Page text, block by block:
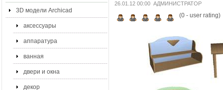
3D модели Archicad
аксессуары
аппаратура
ванная
двери и окна
декор
26.01.12 00:00 АДМИНИСТРАТОР
(0- user rating)